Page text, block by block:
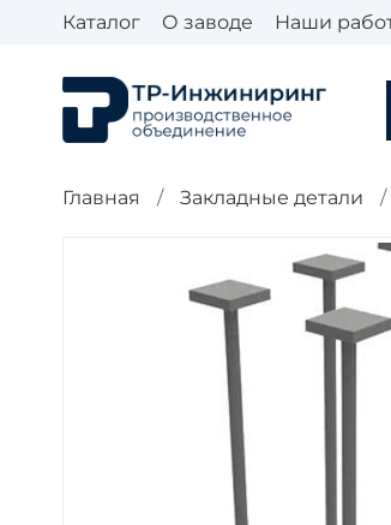
Каталог О заводе Наши
Главная Закладные детали